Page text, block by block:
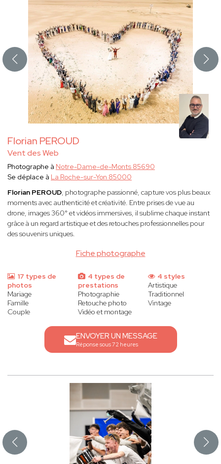
Florian PEROUD
Vent des Web
Fiche photographe
Photographe à Notre-Dame-de-Monts 85690
Se déplace à La Roche-sur-Yon 85000
Florian PEROUD, photographe passionné, capture vos plus beaux
moments avec authenticité et créativité. Entre prises de vue au
drone, images 360° et vidéos immersives, il sublime chaque instant
grâce à un regard artistique et des retouches professionnelles pour
des souvenirs uniques.
17 types de
photos
Mariage
Famille
Couple
4 types de
prestations
Photographie
Retouche photo
Vidéo et montage
4 styles
Artistique
Traditionnel
Vintage
ENVOYER UN MESSAGE
Réponse sous 72 heures